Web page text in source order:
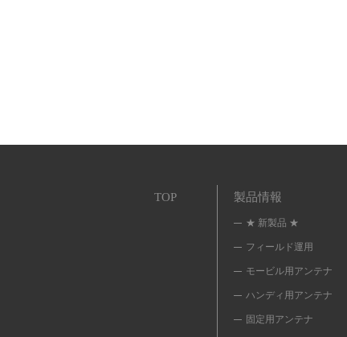
TOP 製品情報
★ 新製品 ★
フィールド運用
モービル用アンテナ
ハンディ用アンテナ
固定用アンテナ